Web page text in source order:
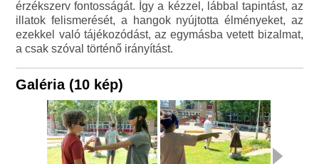
érzékszerv fontosságát. Így a kézzel, lábbal tapintást, az
illatok felismerését, a hangok nyújtotta élményeket, az
ezekkel való tájékozódást, az egymásba vetett bizalmat,
a csak szóval történő irányítást.
Galéria (10 kép)